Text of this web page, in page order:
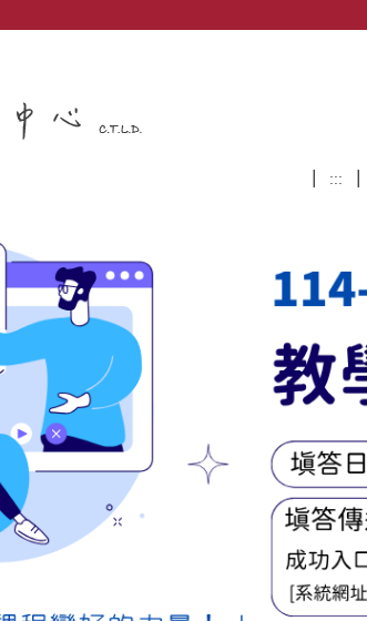
:::